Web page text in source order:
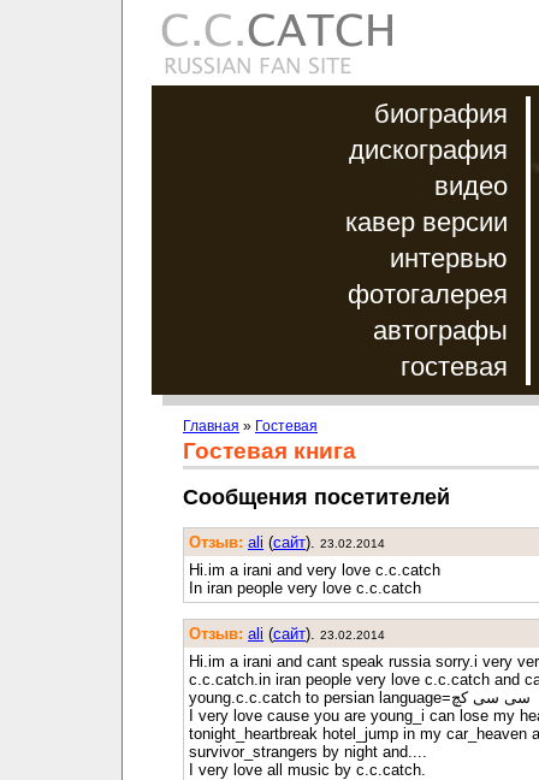
биография
дискография
видео
кавер версии
интервью
фотогалерея
автографы
гостевая
Главная » Гостевая
Гостевая книга
Сообщения посетителей
Отзыв: ali (cайт). 23.02.2014
Hi.im a irani and very love c.c.catch
In iran people very love c.c.catch
Отзыв: ali (cайт). 23.02.2014
Hi.im a irani and cant speak russia sorry.i very
c.c.catch.in iran people very love c.c.catch and
young.c.c.catch to persian language=سی سی کچ
I very love cause you are young_i can lose my
tonight_heartbreak hotel_jump in my car_heaven
survivor_strangers by night and....
I very love all music by c.c.catch.